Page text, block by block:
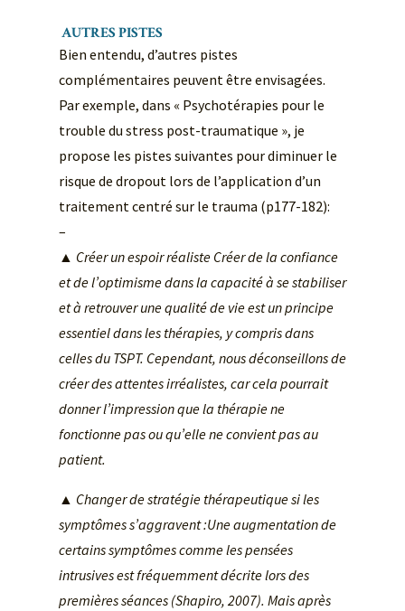
AUTRES PISTES
Bien entendu, d’autres pistes
complémentaires peuvent être envisagées.
Par exemple, dans « Psychotérapies pour le
trouble du stress post-traumatique », je
propose les pistes suivantes pour diminuer le
risque de dropout lors de l’application d’un
traitement centré sur le trauma (p177-182):
–
▲ Créer un espoir réaliste Créer de la confiance
et de l’optimisme dans la capacitéà se stabiliser
età retrouver une qualité de vie est un principe
essentiel dans les thérapies, y compris dans
celles du TSPT. Cependant, nous déconseillons de
créer des attentes irréalistes, car cela pourrait
donner l’impression que la thérapie ne
fonctionne pas ou qu’elle ne convient pas au
patient.
▲ Changer de stratégie thérapeutique si les
symptômes s’aggravent :Une augmentation de
certains symptômes comme les pensées
intrusives est fréquemment décrite lors des
premières séances (Shapiro, 2007). Mais après